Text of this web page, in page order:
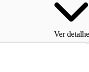
Ver